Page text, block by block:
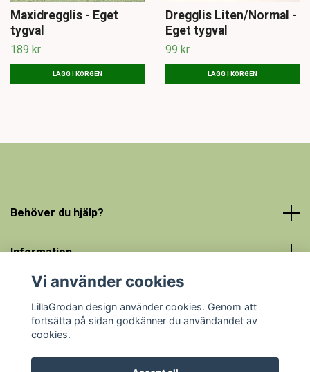
Maxidregglis - Eget
tygval
189 kr
LÄGG I KORGEN
Dregglis Liten/Normal -
Eget tygval
99 kr
LÄGG I KORGEN
Behöver du hjälp?
Information
Social Media
Vi använder cookies
LillaGrodan design använder cookies. Genom att
fortsätta på sidan godkänner du användandet av
cookies.